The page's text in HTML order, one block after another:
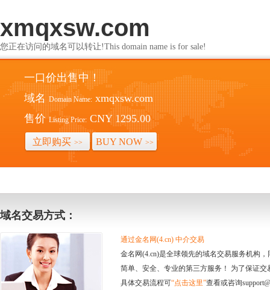
xmqxsw.com
您正在访问的域名可以转让!This domain name is for sale!
一口价出售中！
域名 Domain Name: xmqxsw.com
售价 Listing Price: CNY 1295.00
立即购买 >> BUY NOW >>
域名交易方式：
通过金名网(4.cn) 中介交易
金名网(4.cn)是全球领先的域名交易服务机构
简单、安全、专业的第三方服务！ 为了保证
具体交易流程可“点击这里”查看或咨询